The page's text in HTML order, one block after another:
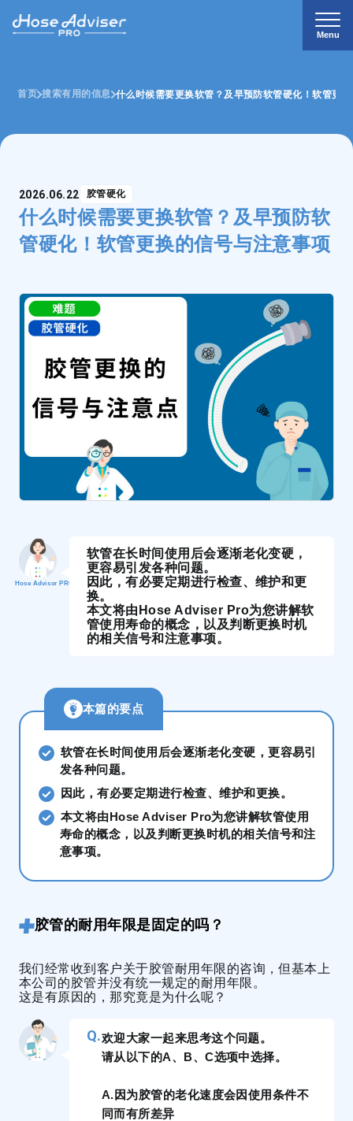
021-6228-1325
Menu
首页 搜索有用的信息 什么时候需要更换软管？及早预防软管硬化！软管更
2026.06.22 胶管硬化
什么时候需要更换软管？及早预防软
管硬化！软管更换的信号与注意事项
Hose Advisor PRO
软管在长时间使用后会逐渐老化变硬，
更容易引发各种问题。
因此，有必要定期进行检查、维护和更
换。
本文将由Hose Adviser Pro为您讲解软
管使用寿命的概念，以及判断更换时机
的相关信号和注意事项。
本篇的要点
软管在长时间使用后会逐渐老化变硬，更容易引
发各种问题。
因此，有必要定期进行检查、维护和更换。
本文将由Hose Adviser Pro为您讲解软管使用
寿命的概念，以及判断更换时机的相关信号和注
意事项。
胶管的耐用年限是固定的吗？
我们经常收到客户关于胶管耐用年限的咨询，但基本上
本公司的胶管并没有统一规定的耐用年限。
这是有原因的，那究竟是为什么呢？
欢迎大家一起来思考这个问题。
请从以下的A、B、C选项中选择。
A.因为胶管的老化速度会因使用条件不
同而有所差异